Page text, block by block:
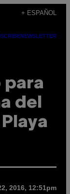
+ ESPAÑOL
NEWSLETTER
para
del
2016, 12:51pm